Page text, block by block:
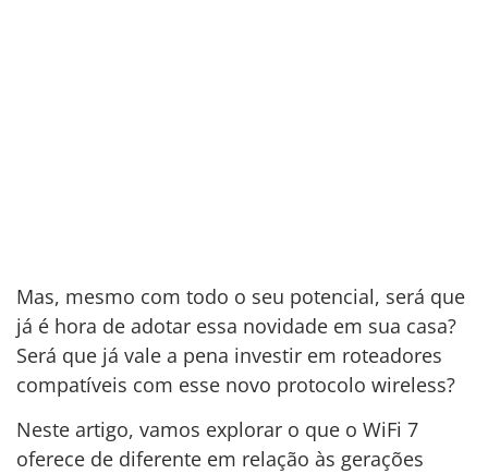
Mas, mesmo com todo o seu potencial, será que
já é hora de adotar essa novidade em sua casa?
Será que já vale a pena investir em roteadores
compatíveis com esse novo protocolo wireless?
Neste artigo, vamos explorar o que o WiFi 7
oferece de diferente em relação às gerações